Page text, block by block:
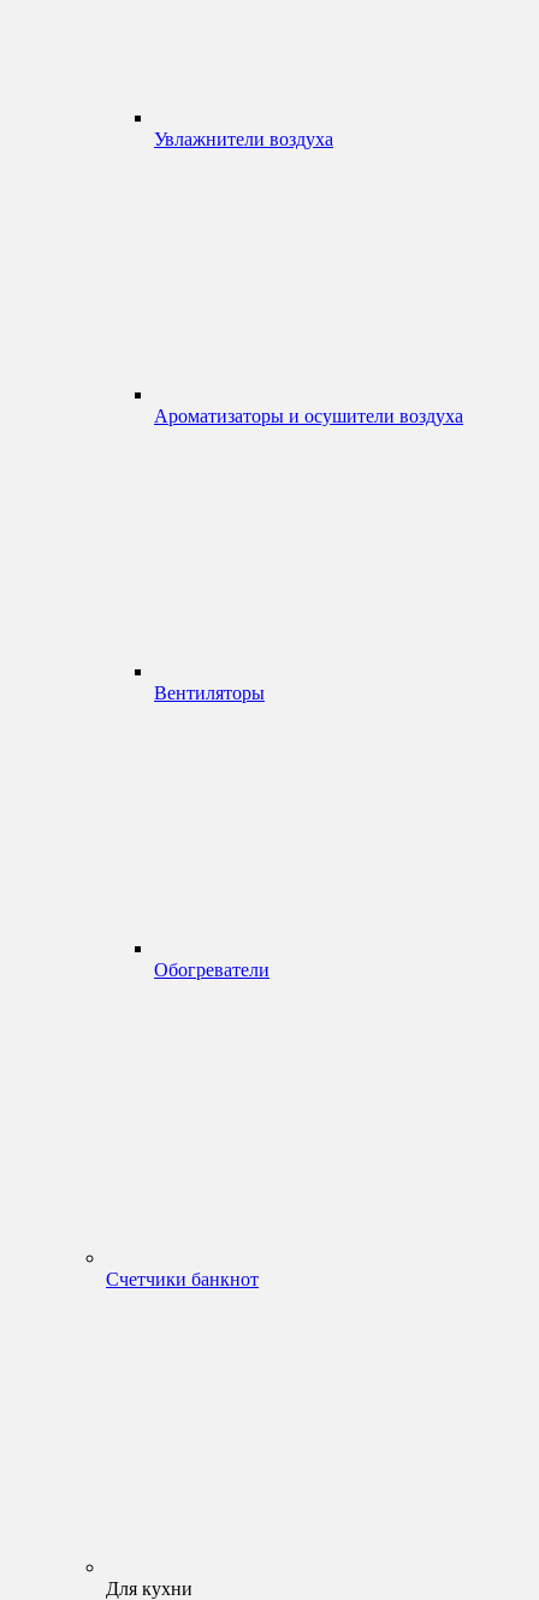
Увлажнители воздуха
Ароматизаторы и осушители воздуха
Вентиляторы
Обогреватели
Счетчики банкнот
Для кухни